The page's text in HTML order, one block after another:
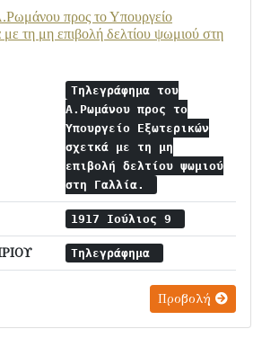
προς το Υπουργείο
τη μη επιβολή δελτίου ψωμιού στη
Τηλεγράφημα του
Α.Ρωμάνου προς το
Υπουργείο Εξωτερικών
σχετκά με τη μη
επιβολή δελτίου ψωμιού
στη Γαλλία.
1917 Ιούλιος 9
Τηλεγράφημα
Προβολή